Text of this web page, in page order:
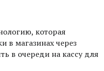
которая
в магазинах через
в очереди на кассу для